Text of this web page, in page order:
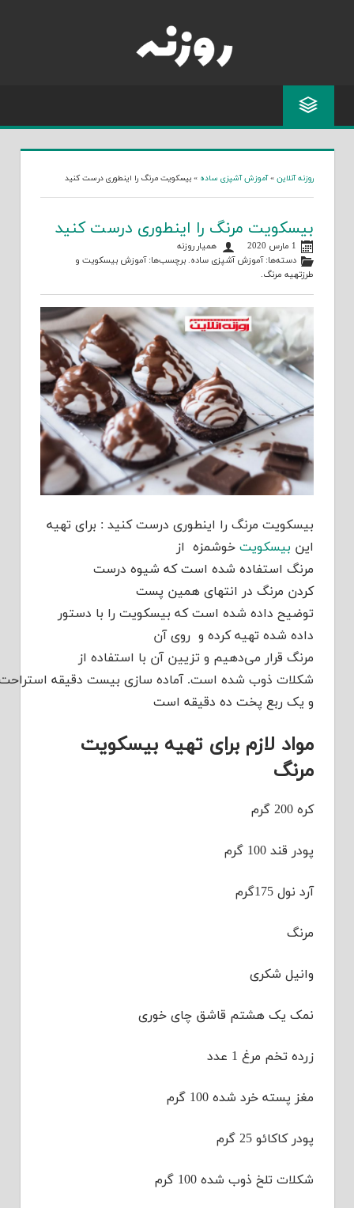
آموزش آشپزی ساده » بیسکویت مرنگ را اینطوری درست کنید
مرنگ را اینطوری درست کنید
همیار روزنه
آموزش آشپزی ساده. برچسب‌ها:آموزش بیسکویتو
مرنگ را اینطوری درست کنید : برای تهیه
بیسکویت خوشمزهاز
استفاده شدهاست که شیوه درست
مرنگدر انتهای همین پست
داده شدهاست که بیسکویت را بادستور
تهیه کرده وروی آن
می‌دهیمو تزیین آن با استفاده از
ذوب شده است .آماده سازی بیستدقیقهاستراحت دوساعت
ربع پختدهدقیقه است
لازم برای تهیه بیسکویت
شکری
یک هشتم قاشق چای خوری
تخم مرغ 1 عدد
خرد شده 100 گرم
25 گرم
تلخ ذوب شده 100 گرم